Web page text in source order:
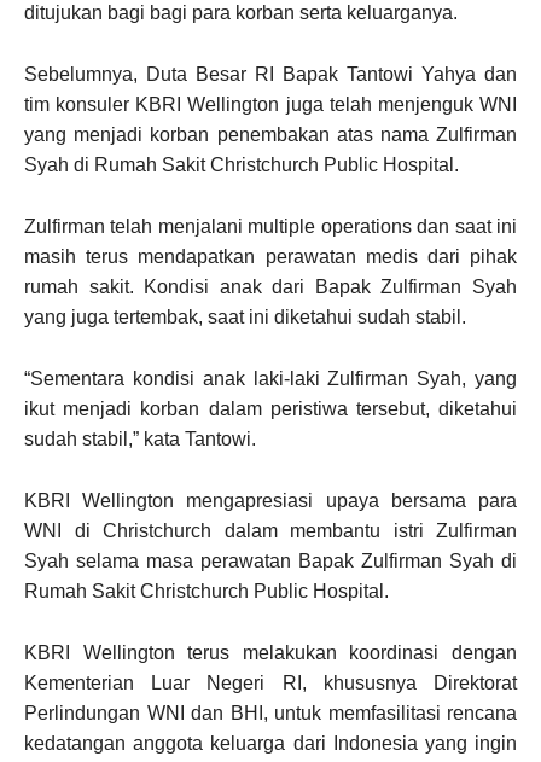
ditujukan bagi bagi para korban serta keluarganya.
Sebelumnya, Duta Besar RI Bapak Tantowi Yahya dan
tim konsuler KBRI Wellington juga telah menjenguk WNI
yang menjadi korban penembakan atas nama Zulfirman
Syah di Rumah Sakit Christchurch Public Hospital.
Zulfirman telah menjalani multiple operations dan saat ini
masih terus mendapatkan perawatan medis dari pihak
rumah sakit. Kondisi anak dari Bapak Zulfirman Syah
yang juga tertembak, saat ini diketahui sudah stabil.
“Sementara kondisi anak laki-laki Zulfirman Syah, yang
ikut menjadi korban dalam peristiwa tersebut, diketahui
sudah stabil,” kata Tantowi.
KBRI Wellington mengapresiasi upaya bersama para
WNI di Christchurch dalam membantu istri Zulfirman
Syah selama masa perawatan Bapak Zulfirman Syah di
Rumah Sakit Christchurch Public Hospital.
KBRI Wellington terus melakukan koordinasi dengan
Kementerian Luar Negeri RI, khususnya Direktorat
Perlindungan WNI dan BHI, untuk memfasilitasi rencana
kedatangan anggota keluarga dari Indonesia yang ingin